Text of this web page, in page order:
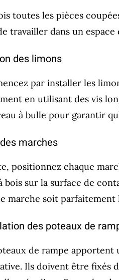
toutes les pièces
travailler dans un
des limons
par installer les
en utilisant des vis
à bulle pour garantir
marches
positionnez chaque
bois sur la surface de
marche soit
des poteaux de
de rampe
Ils doivent être fixés